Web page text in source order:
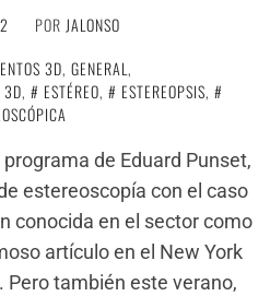
POR JALONSO
3D, GENERAL,
3D, ESTÉREO, ESTEREOPSIS,
de Eduard Punset,
estereoscopía con el caso
conocida en el sector como
artículo en el New York
Pero también este verano,